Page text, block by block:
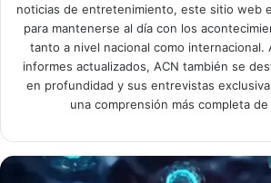
noticias de entretenimiento, este sitio web
para mantenerse al día con los
tanto a nivel nacional como internacional.
informes actualizados, ACN también se
en profundidad y sus entrevistas
una comprensión más completa